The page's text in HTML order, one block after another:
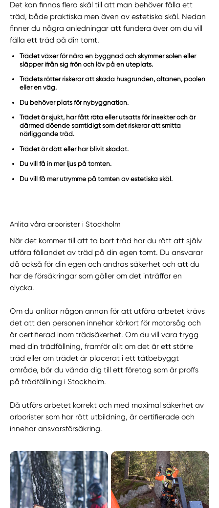
Det kan finnas flera skäl till att man behöver fälla ett
träd, både praktiska men även av estetiska skäl. Nedan
finner du några anledningar att fundera över om du vill
fälla ett träd på din tomt.
Trädet växer för nära en byggnad och skymmer solen eller
släpper ifrån sig frön och löv på en uteplats.
Trädets rötter riskerar att skada husgrunden, altanen, poolen
eller en väg.
Du behöver plats för nybyggnation.
Trädet är sjukt, har fått röta eller utsatts för insekter och är
därmed döende samtidigt som det riskerar att smitta
närliggande träd.
Trädet är dött eller har blivit skadat.
Du vill få in mer ljus på tomten.
Du vill få mer utrymme på tomten av estetiska skäl.
Anlita våra arborister i Stockholm
När det kommer till att ta bort träd har du rätt att själv
utföra fällandet av träd på din egen tomt. Du ansvarar
då också för din egen och andras säkerhet och att du
har de försäkringar som gäller om det inträffar en
olycka.
Om du anlitar någon annan för att utföra arbetet krävs
det att den personen innehar körkort för motorsåg och
är certifierad inom trädsäkerhet. Om du vill vara trygg
med din trädfällning, framför allt om det är ett större
träd eller om trädet är placerat i ett tätbebyggt
område, bör du vända dig till ett företag som är proffs
på trädfällning i Stockholm.
Då utförs arbetet korrekt och med maximal säkerhet av
arborister som har rätt utbildning, är certifierade och
innehar ansvarsförsäkring.